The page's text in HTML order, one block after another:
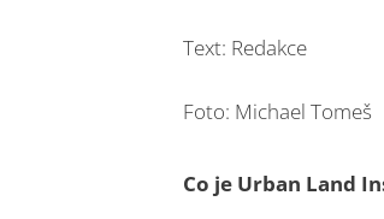
Text: Redakce
Foto: Michael Tomeš
Co je Urban Land